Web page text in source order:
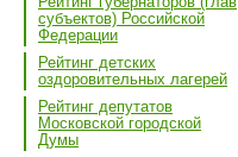
субъектов) Российской
Федерации
Рейтинг детских
оздоровительных лагерей
Рейтинг депутатов
Московской городской
Думы